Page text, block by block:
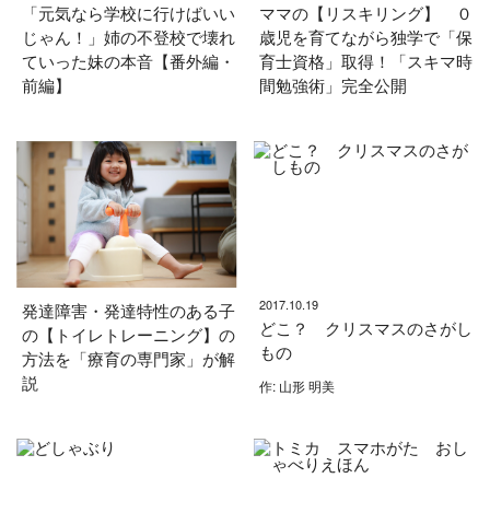
「元気なら学校に行けばいい
じゃん！」姉の不登校で壊れ
ていった妹の本音【番外編・
前編】
ママの【リスキリング】 ０
歳児を育てながら独学で「保
育士資格」取得！「スキマ時
間勉強術」完全公開
発達障害・発達特性のある子
の【トイレトレーニング】の
方法を「療育の専門家」が解
説
2017.10.19
どこ？ クリスマスのさがし
もの
作: 山形 明美